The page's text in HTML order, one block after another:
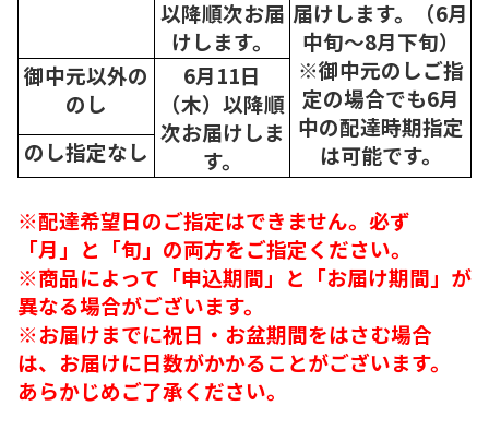
以降順次お届
けします。
届けします。（6月
中旬～8月下旬）
※御中元のしご指
定の場合でも6月
中の配達時期指定
は可能です。
御中元以外の
のし
6月11日
（木）以降順
次お届けしま
す。
のし指定なし
※配達希望日のご指定はできません。必ず
「月」と「旬」の両方をご指定ください。
※商品によって「申込期間」と「お届け期間」が
異なる場合がございます。
※お届けまでに祝日・お盆期間をはさむ場合
は、お届けに日数がかかることがございます。
あらかじめご了承ください。